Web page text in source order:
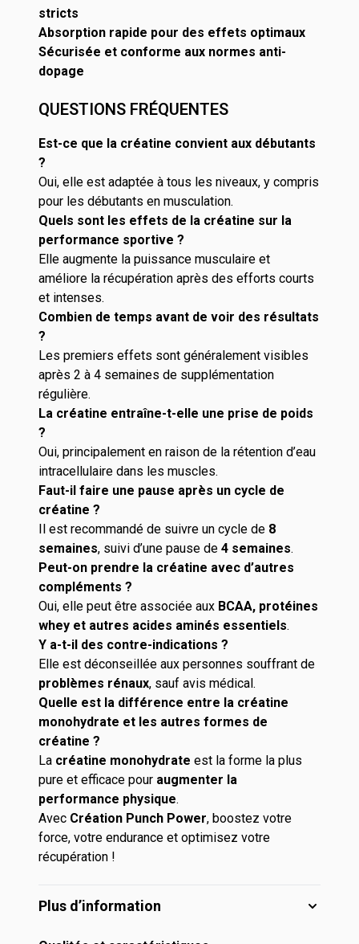
stricts
Absorption rapide pour des effets optimaux
Sécurisée et conforme aux normes anti-
dopage
QUESTIONS FRÉQUENTES
Est-ce que la créatine convient aux débutants
?
Oui, elle est adaptée à tous les niveaux, y compris
pour les débutants en musculation.
Quels sont les effets de la créatine sur la
performance sportive ?
Elle augmente la puissance musculaire et
améliore la récupération après des efforts courts
et intenses.
Combien de temps avant de voir des résultats
?
Les premiers effets sont généralement visibles
après 2 à 4 semaines de supplémentation
régulière.
La créatine entraîne-t-elle une prise de poids
?
Oui, principalement en raison de la rétention d’eau
intracellulaire dans les muscles.
Faut-il faire une pause après un cycle de
créatine ?
Il est recommandé de suivre un cycle de 8
semaines, suivi d’une pause de 4 semaines.
Peut-on prendre la créatine avec d’autres
compléments ?
Oui, elle peut être associée aux BCAA, protéines
whey et autres acides aminés essentiels.
Y a-t-il des contre-indications ?
Elle est déconseillée aux personnes souffrant de
problèmes rénaux, sauf avis médical.
Quelle est la différence entre la créatine
monohydrate et les autres formes de
créatine ?
La créatine monohydrate est la forme la plus
pure et efficace pour augmenter la
performance physique.
Avec Création Punch Power, boostez votre
force, votre endurance et optimisez votre
récupération !
Plus d’information